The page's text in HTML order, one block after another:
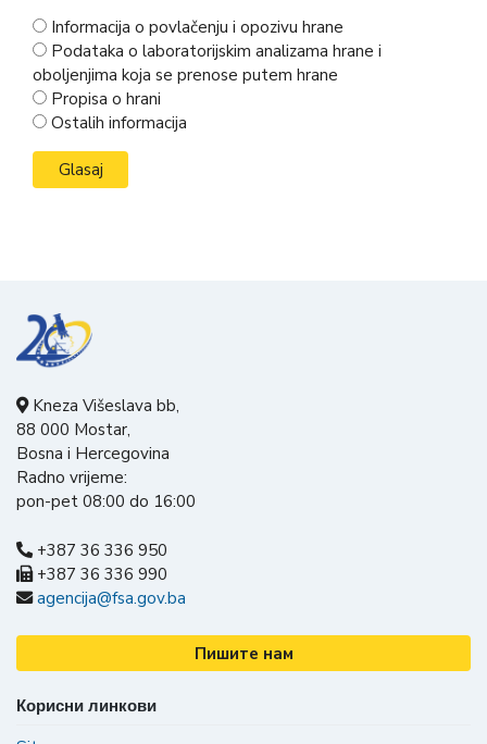
Informacija o povlačenju i opozivu hrane
Podataka o laboratorijskim analizama hrane i
oboljenjima koja se prenose putem hrane
Propisa o hrani
Ostalih informacija
Kneza Višeslava bb,
88 000 Mostar,
Bosna i Hercegovina
Radno vrijeme:
pon-pet 08:00 do 16:00
+387 36 336 950
+387 36 336 990
agencija@fsa.gov.ba
Пишите нам
Корисни линкови